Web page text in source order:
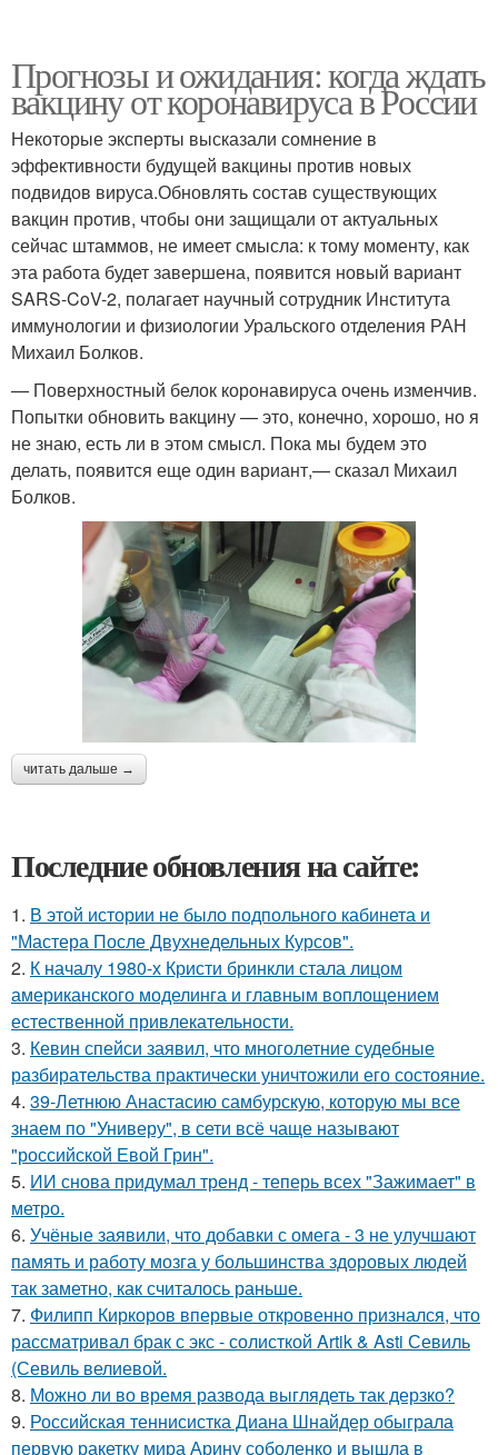
Прогнозы и ожидания: когда ждать
вакцину от коронавируса в России
Некоторые эксперты высказали сомнение в
эффективности будущей вакцины против новых
подвидов вируса.Обновлять состав существующих
вакцин против, чтобы они защищали от актуальных
сейчас штаммов, не имеет смысла: к тому моменту, как
эта работа будет завершена, появится новый вариант
SARS-CoV-2, полагает научный сотрудник Института
иммунологии и физиологии Уральского отделения РАН
Михаил Болков.
— Поверхностный белок коронавируса очень изменчив.
Попытки обновить вакцину — это, конечно, хорошо, но я
не знаю, есть ли в этом смысл. Пока мы будем это
делать, появится еще один вариант,— сказал Михаил
Болков.
читать дальше →
Последние обновления на сайте:
1. В этой истории не было подпольного кабинета и
"Мастера После Двухнедельных Курсов".
2. К началу 1980-х Кристи бринкли стала лицом
американского моделинга и главным воплощением
естественной привлекательности.
3. Кевин спейси заявил, что многолетние судебные
разбирательства практически уничтожили его состояние.
4. 39-Летнюю Анастасию самбурскую, которую мы все
знаем по "Универу", в сети всё чаще называют
"российской Евой Грин".
5. ИИ снова придумал тренд - теперь всех "Зажимает" в
метро.
6. Учёные заявили, что добавки с омега - 3 не улучшают
память и работу мозга у большинства здоровых людей
так заметно, как считалось раньше.
7. Филипп Киркоров впервые откровенно признался, что
рассматривал брак с экс - солисткой Artik & Asti Севиль
(Севиль велиевой.
8. Можно ли во время развода выглядеть так дерзко?
9. Российская теннисистка Диана Шнайдер обыграла
первую ракетку мира Арину соболенко и вышла в